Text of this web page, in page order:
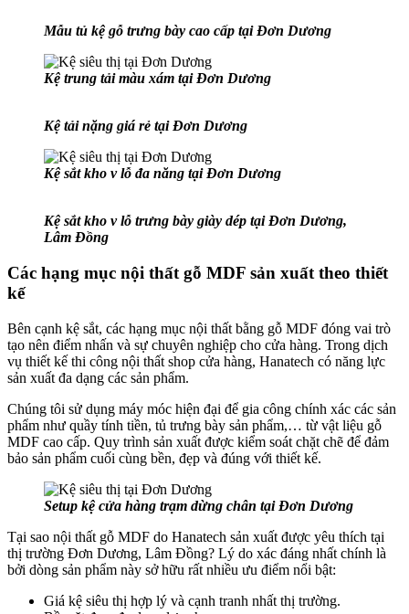
Mẫu tủ kệ gỗ trưng bày cao cấp tại Đơn Dương
Kệ trung tải màu xám tại Đơn Dương
Kệ tải nặng giá rẻ tại Đơn Dương
Kệ sắt kho v lỗ đa năng tại Đơn Dương
Kệ sắt kho v lỗ trưng bày giày dép tại Đơn Dương,
Lâm Đồng
Các hạng mục nội thất gỗ MDF sản xuất theo thiết
kế
Bên cạnh kệ sắt, các hạng mục nội thất bằng gỗ MDF đóng vai trò
tạo nên điểm nhấn và sự chuyên nghiệp cho cửa hàng. Trong dịch
vụ thiết kế thi công nội thất shop cửa hàng, Hanatech có năng lực
sản xuất đa dạng các sản phẩm.
Chúng tôi sử dụng máy móc hiện đại để gia công chính xác các sản
phẩm như quầy tính tiền, tủ trưng bày sản phẩm,… từ vật liệu gỗ
MDF cao cấp. Quy trình sản xuất được kiểm soát chặt chẽ để đảm
bảo sản phẩm cuối cùng bền, đẹp và đúng với thiết kế.
Setup kệ cửa hàng trạm dừng chân tại Đơn Dương
Tại sao nội thất gỗ MDF do Hanatech sản xuất được yêu thích tại
thị trường Đơn Dương, Lâm Đồng? Lý do xác đáng nhất chính là
bởi dòng sản phẩm này sở hữu rất nhiều ưu điểm nổi bật:
Giá kệ siêu thị hợp lý và cạnh tranh nhất thị trường.